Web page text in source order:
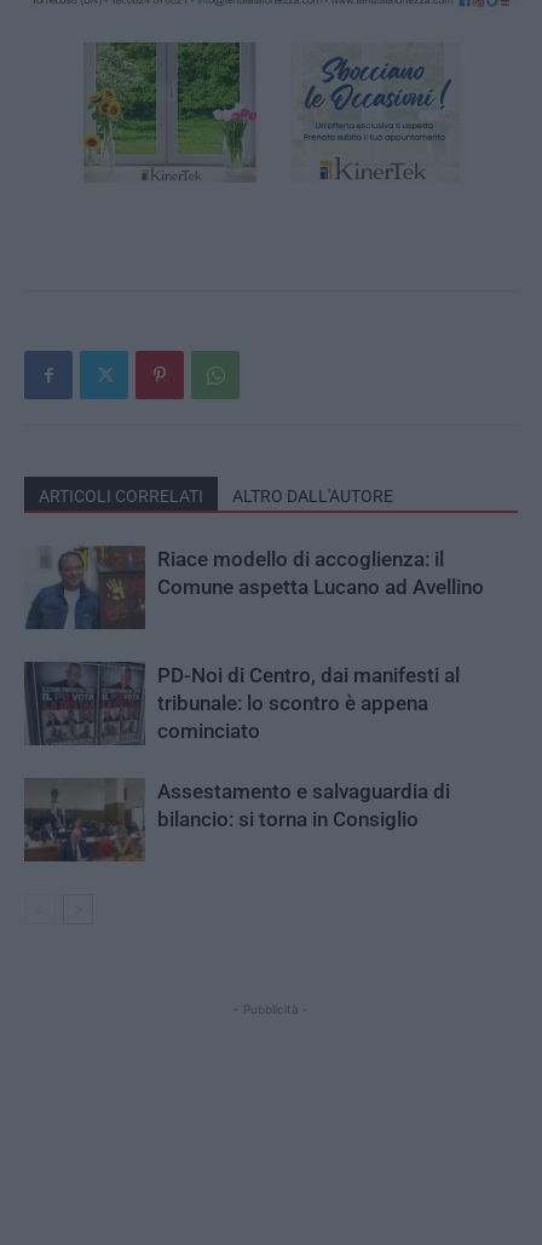
ARTICOLI CORRELATI ALTRO DALL'AUTORE
Riace modello di accoglienza: il
Comune aspetta Lucano ad Avellino
PD-Noi di Centro, dai manifesti al
tribunale: lo scontro è appena
cominciato
Assestamento e salvaguardia di
bilancio: si torna in Consiglio
- Pubblicità -